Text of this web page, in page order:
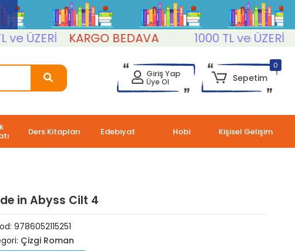
KARGO BEDAVA 1000 TL ve ÜZERİ
Giriş Yap
Üye Ol
0
Sepetim
Ders Kitapları Edebiyat Hobi Kişisel Gelişim
in Abyss Cilt 4
9786052115251
Çizgi Roman